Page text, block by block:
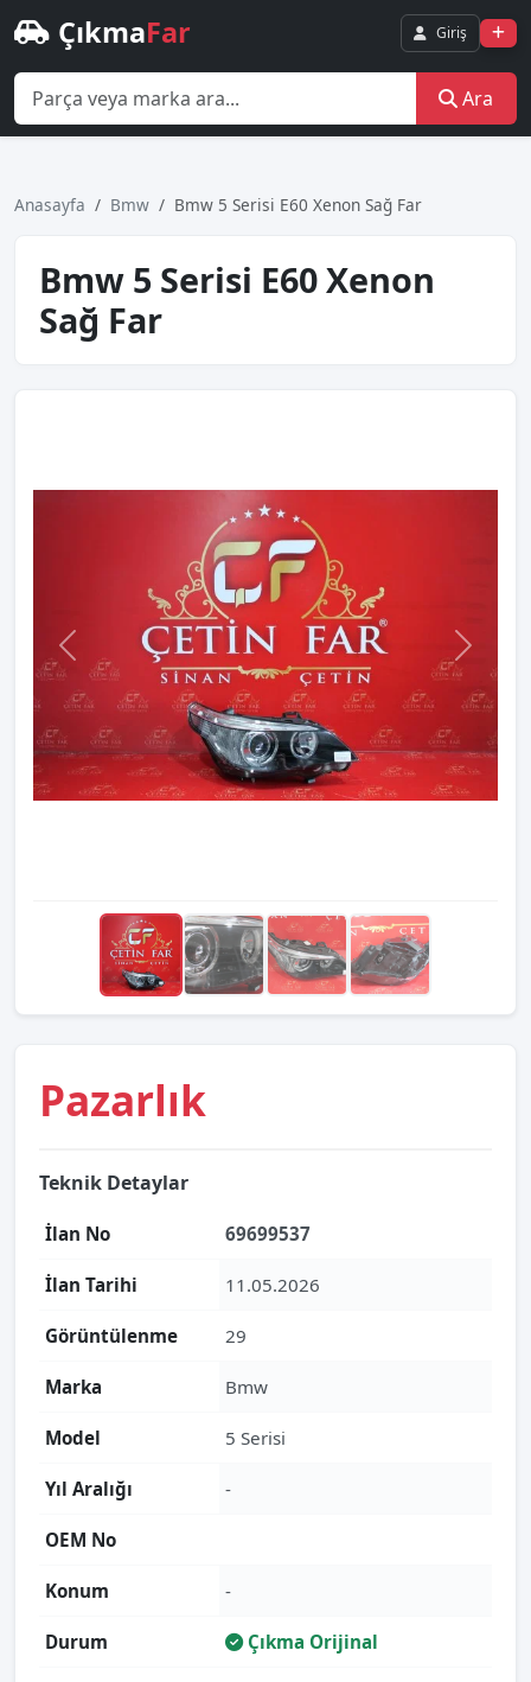
ÇıkmaFar Giriş
Ara
Anasayfa Bmw Bmw 5 Serisi E60 Xenon Sağ Far
Bmw 5 Serisi E60 Xenon
Sağ Far
Pazarlık
Teknik Detaylar
İlan No 69699537
İlan Tarihi 11.05.2026
Görüntülenme 29
Marka Bmw
Model 5 Serisi
Yıl Aralığı -
OEM No
Konum -
Durum Çıkma Orijinal